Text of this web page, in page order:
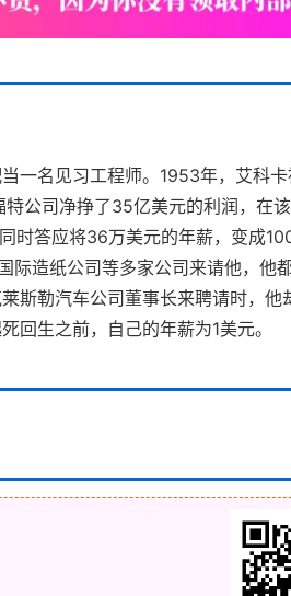
一名见习工程师。1953年，艾科
公司净挣了35亿美元的利润，在
时答应将36万美元的年薪，变成
造纸公司等多家公司来请他，他
斯勒汽车公司董事长来聘请时，他
回生之前，自己的年薪为1美元。